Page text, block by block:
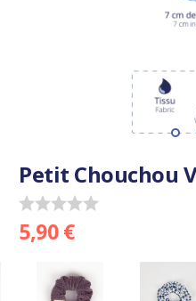
Petit Chouchou
5,90 €